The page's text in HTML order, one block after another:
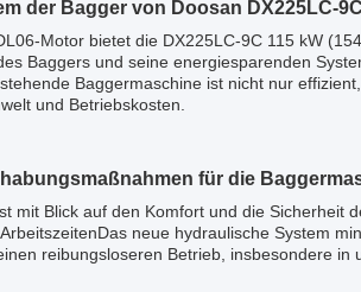
der Bagger von Doosan DX225LC-9C
Motor bietet die DX225LC-9C 115 kW
Baggers und seine energiesparenden
Baggermaschine ist nicht nur
und Betriebskosten.
für die
mit Blick auf den Komfort und die Sicherheit
neue hydraulische System
reibungsloseren Betrieb, insbesondere in